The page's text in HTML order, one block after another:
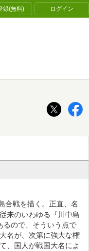
録(無料) ログイン
合戦を描く。正直、名
来のいわゆる『川中島
るので、そういう点で
名が、次第に強大な権
、国人が戦国大名によ